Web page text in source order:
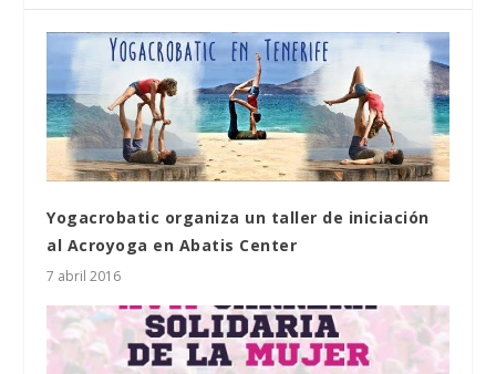
Yogacrobatic organiza un taller de iniciación
al Acroyoga en Abatis Center
7 abril 2016